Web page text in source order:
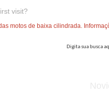
visit?